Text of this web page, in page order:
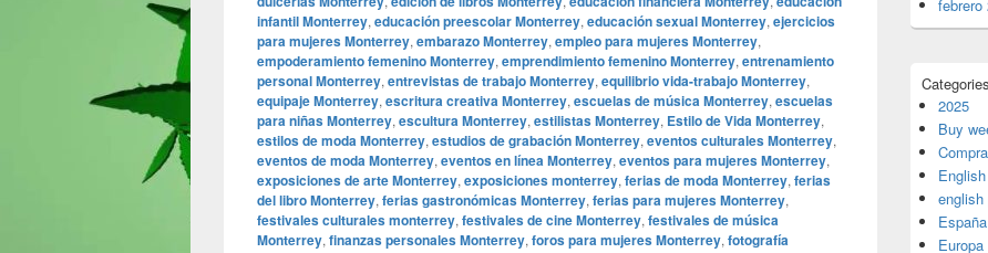
infantil Monterrey, educación preescolar Monterrey, educación sexual Monterrey, ejercicios
para mujeres Monterrey, embarazo Monterrey, empleo para mujeres Monterrey,
empoderamiento femenino Monterrey, emprendimiento femenino Monterrey, entrenamiento
personal Monterrey, entrevistas de trabajo Monterrey, equilibrio vida-trabajo Monterrey,
equipaje Monterrey, escritura creativa Monterrey, escuelas de música Monterrey, escuelas
para niñas Monterrey, escultura Monterrey, estilistas Monterrey, Estilo de Vida Monterrey,
estilos de moda Monterrey, estudios de grabación Monterrey, eventos culturales Monterrey,
eventos de moda Monterrey, eventos en línea Monterrey, eventos para mujeres Monterrey,
exposiciones de arte Monterrey, exposiciones monterrey, ferias de moda Monterrey, ferias
del libro Monterrey, ferias gastronómicas Monterrey, ferias para mujeres Monterrey,
festivales culturales monterrey, festivales de cine Monterrey, festivales de música
Monterrey, finanzas personales Monterrey, foros para mujeres Monterrey, fotografía
febrero
Categories
2025
Buy
english
España
Europa